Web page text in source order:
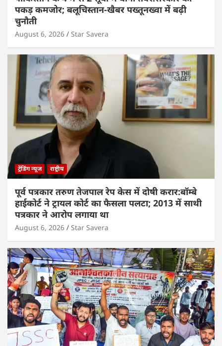
पकड़ कमजोर; बलूचिस्तान-खैबर पख्तूनख्वा में बढ़ी
चुनौती
August 6, 2026 Star Savera
ट्रेंडिंग न्यूज राष्ट्रीय
पूर्व पत्रकार तरुण तेजपाल रेप केस में दोषी करार:बॉम्बे
हाईकोर्ट ने ट्रायल कोर्ट का फैसला पलटा; 2013 में साथी
पत्रकार ने आरोप लगाया था
August 6, 2026 Star Savera